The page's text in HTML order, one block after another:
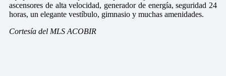
ascensores de alta velocidad, generador de energía, seguridad 24
horas, un elegante vestíbulo, gimnasio y muchas amenidades.
Cortesía del MLS ACOBIR